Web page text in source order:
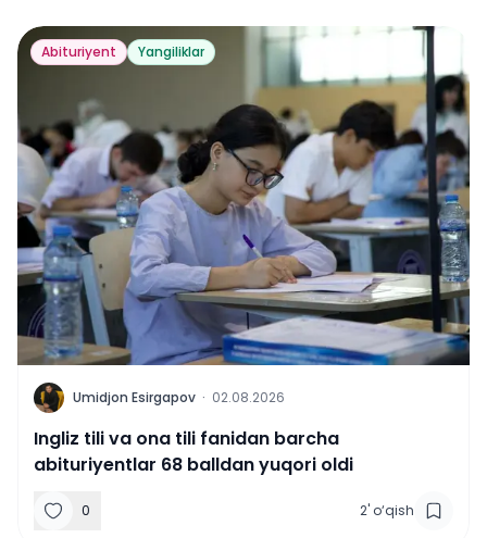
Abituriyent Yangiliklar
U Umidjon Esirgapov · 02.08.2026
Ingliz tili va ona tili fanidan barcha
abituriyentlar 68 balldan yuqori oldi
0 2' o‘qish